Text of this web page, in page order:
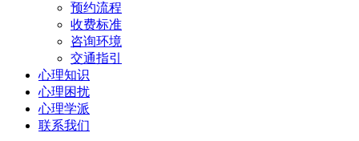
预约流程
收费标准
咨询环境
交通指引
心理知识
心理困扰
心理学派
联系我们